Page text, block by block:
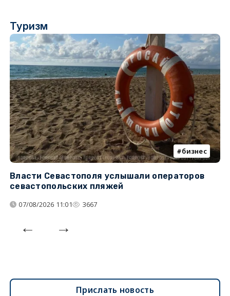
Туризм
бизнес
Власти Севастополя услышали операторов
севастопольских пляжей
07/08/2026 11:01 3667
Прислать новость